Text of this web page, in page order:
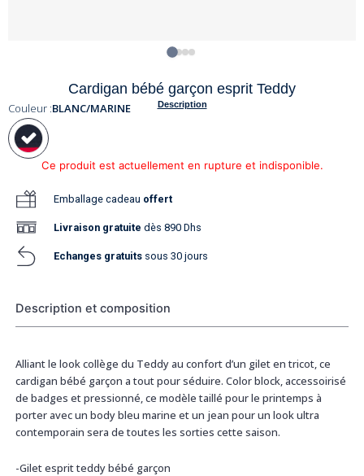
Cardigan bébé garçon esprit Teddy
Description
Couleur :BLANC/MARINE
Ce produit est actuellement en rupture et indisponible.
Emballage cadeau offert
Livraison gratuite dès 890 Dhs
Echanges gratuits sous 30 jours
Description et composition
Alliant le look collège du Teddy au confort d’un gilet en tricot, ce
cardigan bébé garçon a tout pour séduire. Color block, accessoirisé
de badges et pressionné, ce modèle taillé pour le printemps à
porter avec un body bleu marine et un jean pour un look ultra
contemporain sera de toutes les sorties cette saison.
-Gilet esprit teddy bébé garçon